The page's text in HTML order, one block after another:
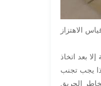
بعد اتخاذ
يجب تجنب